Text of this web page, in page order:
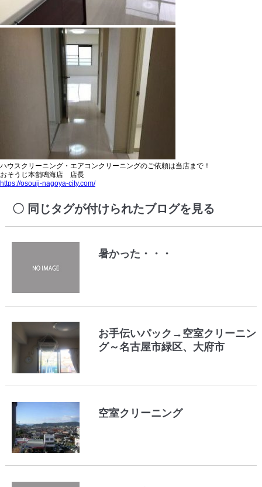
ハウスクリーニング・エアコンクリーニングのご依頼は当店まで！
おそうじ本舗鳴海店 店長
https://osouji-nagoya-city.com/
同じタグが付けられたブログを見る
暑かった・・・
お手伝いパック→空室クリーニン
グ～名古屋市緑区、大府市
空室クリーニング